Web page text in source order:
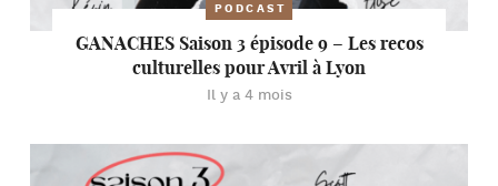
PODCAST
GANACHES Saison 3 épisode 9 – Les recos
culturelles pour Avril à Lyon
Il y a 4 mois